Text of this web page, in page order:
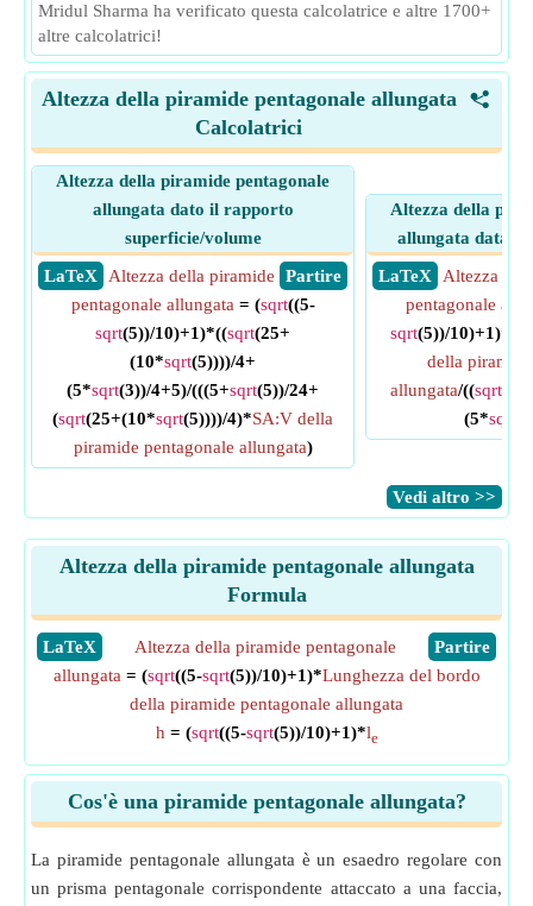
Mridul Sharma ha verificato questa calcolatrice e altre 1700+
altre calcolatrici!
<
Altezza della piramide pentagonale allungata
Calcolatrici
Altezza della piramide pentagonale
allungata dato il rapporto
superficie/volume
​ LaTeX
​ Partire
Altezza della piramide
pentagonale allungata = (sqrt((5-
sqrt(5))/10)+1)*((sqrt(25+
(10*sqrt(5))))/4+
(5*sqrt(3))/4+5)/(((5+sqrt(5))/24+
(sqrt(25+(10*sqrt(5))))/4)*SA:V della
piramide pentagonale allungata)
Altezza della
allungata data
​ LaTeX
Altezza
pentagonale
sqrt(5))/10)+1)*
della
allungata/((sqrt
(5*sqrt
​Vedi altro >>
Altezza della piramide pentagonale allungata
Formula
​LaTeX ​Partire
Altezza della piramide pentagonale
allungata = (sqrt((5-sqrt(5))/10)+1)*Lunghezza del bordo
della piramide pentagonale allungata
h = (sqrt((5-sqrt(5))/10)+1)*le
Cos'è una piramide pentagonale allungata?
La piramide pentagonale allungata è un esaedro regolare con
un prisma pentagonale corrispondente attaccato a una faccia,